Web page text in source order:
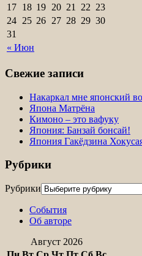
« Июн
17 18 19 20 21 22 23
24 25 26 27 28 29 30
31
Свежие записи
Накаркал мне японский
Япона Матрёна
Кимоно – это вафуку
Япония: Банзай бонсай!
Япония Гакёдзина
Рубрики
Рубрики
События
Об авторе
Август 2026